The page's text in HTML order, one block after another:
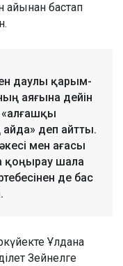
айынан бастап
даулы қарым-
аяғына дейін
«алғашқы
айда» деп айтты.
мен ағасы
қоңырау шала
де бас
Ұлдана
Зейнелге